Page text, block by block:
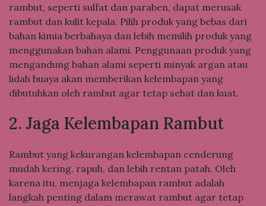
rambut, seperti sulfat dan paraben, dapat merusak
rambut dan kulit kepala. Pilih produk yang bebas dari
bahan kimia berbahaya dan lebih memilih produk yang
menggunakan bahan alami. Penggunaan produk yang
mengandung bahan alami seperti minyak argan atau
lidah buaya akan memberikan kelembapan yang
dibutuhkan oleh rambut agar tetap sehat dan kuat.
2. Jaga Kelembapan Rambut
Rambut yang kekurangan kelembapan cenderung
mudah kering, rapuh, dan lebih rentan patah. Oleh
karena itu, menjaga kelembapan rambut adalah
langkah penting dalam merawat rambut agar tetap